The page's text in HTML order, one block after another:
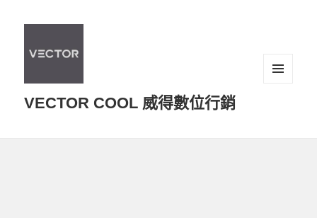
VECTOR COOL 威得數位行銷